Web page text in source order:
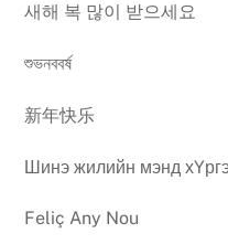
새해 복 많이 받으세요
শুভনববর্ষ
新年快乐
Шинэ жилийн мэнд
Feliç Any Nou